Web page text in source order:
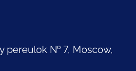
pereulok № 7, Moscow,